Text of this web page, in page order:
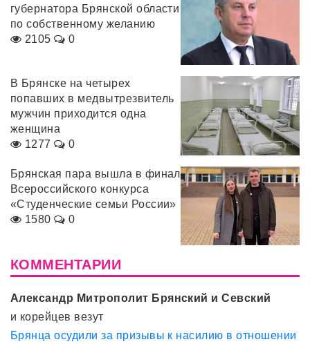
губернатора Брянской области
по собственному желанию
2105
0
В Брянске на четырех
попавших в медвытрезвитель
мужчин приходится одна
женщина
1277
0
Брянская пара вышла в финал
Всероссийского конкурса
«Студенческие семьи России»
1580
0
КОММЕНТАРИИ
Александр Митрополит Брянский и Севский
и корейцев везут
Брянца осудили за призывы к насилию в отношении